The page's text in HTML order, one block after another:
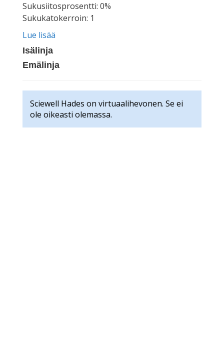
Sukusiitosprosentti: 0%
Sukukatokerroin: 1
Lue lisää
Isälinja
Emälinja
Sciewell Hades on virtuaalihevonen. Se ei
ole oikeasti olemassa.